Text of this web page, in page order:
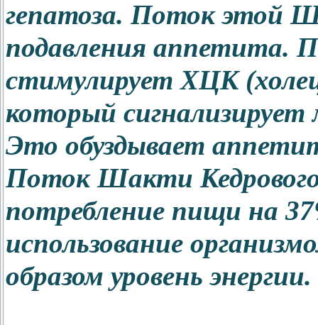
гепатоза. Поток этой
подавления аппетита.
стимулирует ХЦК
который сигнализирует
Это обуздывает
Поток Шакти
потребление пищи на
использование
образом уровень энергии.